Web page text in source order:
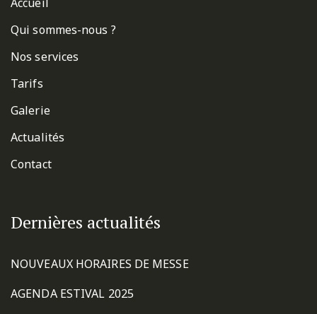
Qui sommes-nous ?
Nos services
Tarifs
Galerie
Actualités
Contact
Dernières actualités
NOUVEAUX HORAIRES DE MESSE
AGENDA ESTIVAL 2025